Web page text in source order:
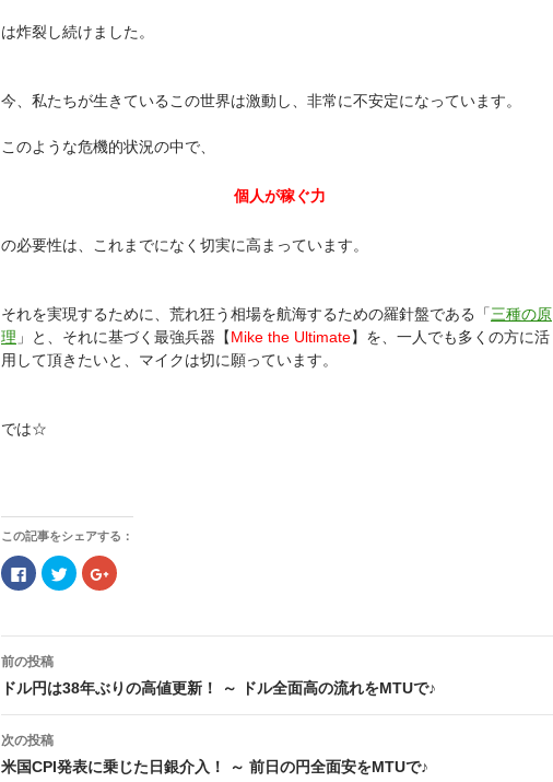
は炸裂し続けました。
今、私たちが生きているこの世界は激動し、非常に不安定になっています。
このような危機的状況の中で、
個人が稼ぐ力
の必要性は、これまでになく切実に高まっています。
それを実現するために、荒れ狂う相場を航海するための羅針盤である「三種の原
理 」と、それに基づく最強兵器【Mike the Ultimate】を、一人でも多くの方に活
用して頂きたいと、マイクは切に願っています。
では☆
この記事をシェアする：
F
a
o
k
共
す
に
ク
ク
リ
て
t
e
有
ク
リ
て
g
e
有
稿
ナ
ビ
ゲ
ー
シ
ョ
前の投稿
ドル円は38年ぶりの高値更新！ ～ ドル全面高の流れをMTUで♪
次の投稿
米国CPI発表に乗じた日銀介入！ ～ 前日の円全面安をMTUで♪